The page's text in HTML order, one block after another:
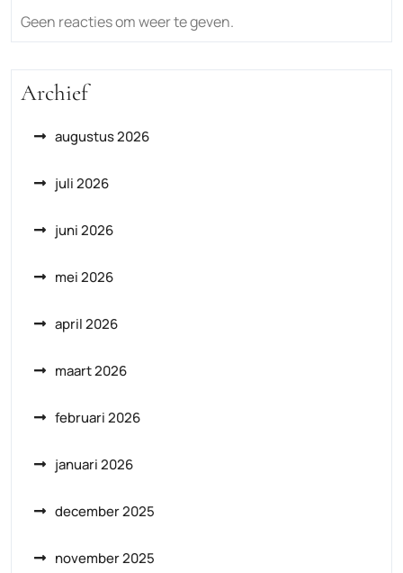
Geen reacties om weer te geven.
Archief
augustus 2026
juli 2026
juni 2026
mei 2026
april 2026
maart 2026
februari 2026
januari 2026
december 2025
november 2025